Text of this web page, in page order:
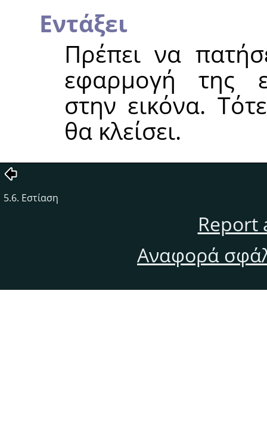
Εντάξει
Πρέπει να
εφαρμογή της
στην εικόνα.
θα κλείσει.
5.6. Εστίαση
Report
Αναφορά